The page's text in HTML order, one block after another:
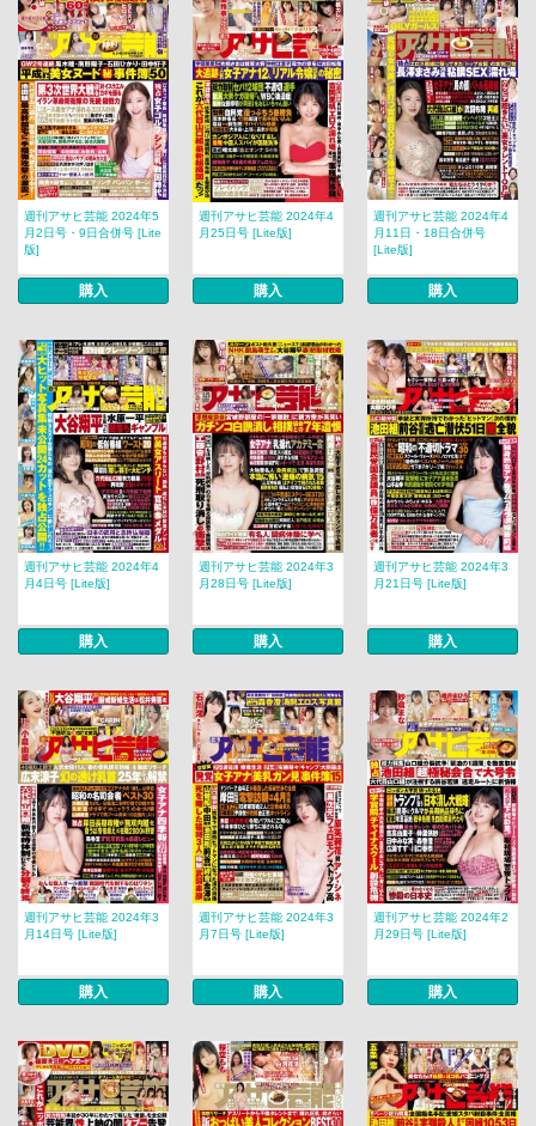
週刊アサヒ芸能 2024年5
月2日号・9日合併号 [Lite
版]
購入
週刊アサヒ芸能 2024年4
月25日号 [Lite版]
購入
週刊アサヒ芸能 2024年4
月11日・18日合併号
[Lite版]
購入
週刊アサヒ芸能 2024年4
月4日号 [Lite版]
購入
週刊アサヒ芸能 2024年3
月28日号 [Lite版]
購入
週刊アサヒ芸能 2024年3
月21日号 [Lite版]
購入
週刊アサヒ芸能 2024年3
月14日号 [Lite版]
購入
週刊アサヒ芸能 2024年3
月7日号 [Lite版]
購入
週刊アサヒ芸能 2024年2
月29日号 [Lite版]
購入